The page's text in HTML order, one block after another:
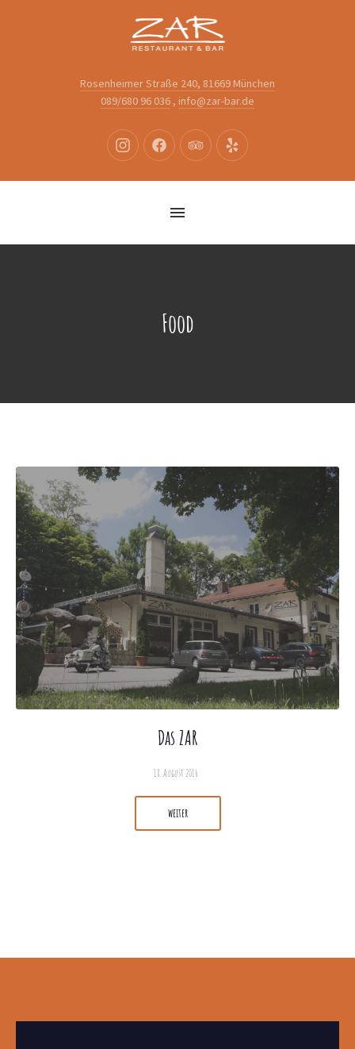
Rosenheimer Straße 240, 81669 München
089/680 96 036 , info@zar-bar.de
Neues
Neues
Neues
Neues
Food
Das ZAR
18. August 2016
weiter